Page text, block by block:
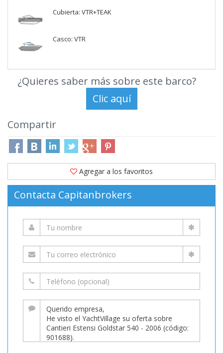
Cubierta: VTR+TEAK
Casco: VTR
¿Quieres saber más sobre este barco?
Compartir
Agregar a los favoritos
Contacta Capitanbrokers